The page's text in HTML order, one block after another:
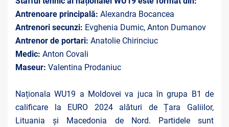
Antrenoare principală: Alexandra Bocancea
Antrenori secunzi: Evghenia Dumic, Anton Dumanov
Antrenor de portari: Anatolie Chirinciuc
Medic: Anton Covali
Maseur: Valentina Prodaniuc
Naționala WU19 a Moldovei va juca în grupa B1 de
calificare la EURO 2024 alături de Țara Galiilor,
Lituania și Macedonia de Nord. Partidele sunt